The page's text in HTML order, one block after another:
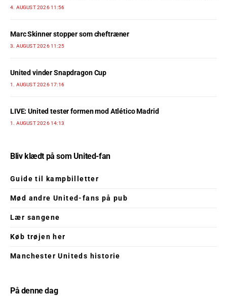
4. AUGUST 2026 11:56
Marc Skinner stopper som cheftræner
3. AUGUST 2026 11:25
United vinder Snapdragon Cup
1. AUGUST 2026 17:16
LIVE: United tester formen mod Atlético Madrid
1. AUGUST 2026 14:13
Bliv klædt på som United-fan
Guide til kampbilletter
Mød andre United-fans på pub
Lær sangene
Køb trøjen her
Manchester Uniteds historie
På denne dag